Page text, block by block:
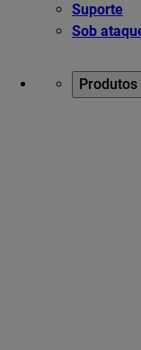
Suporte
Sob
Produtos